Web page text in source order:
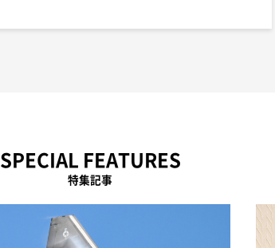
SPECIAL FEATURES
特集記事